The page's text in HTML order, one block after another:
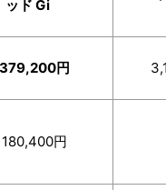
ッド Gi
円
180,400円